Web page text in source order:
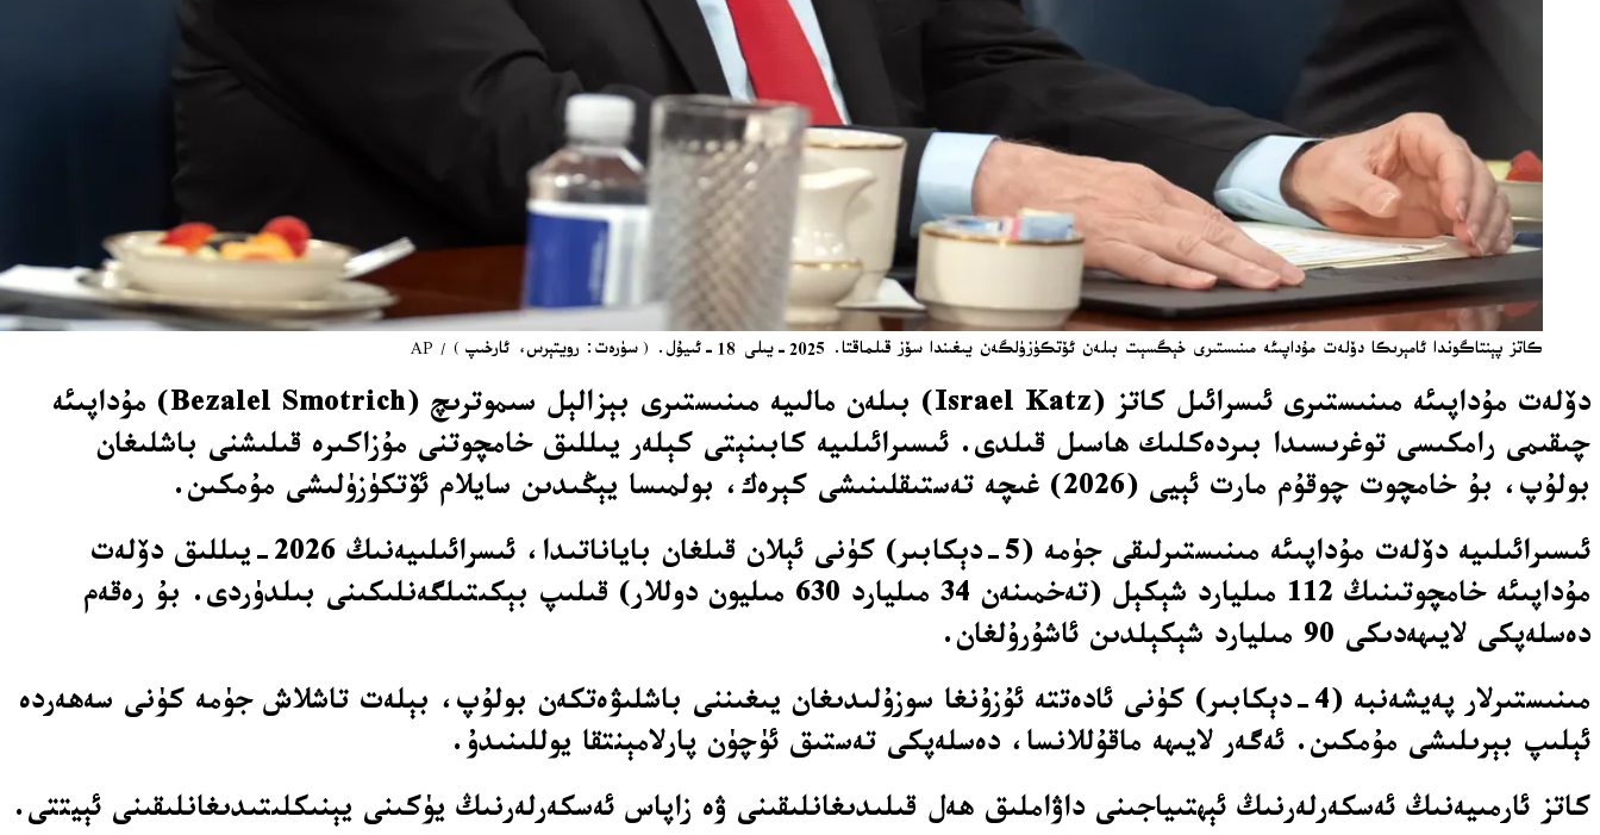
كاتز پېنتاگوندا ئامېرىكا دۆلەت مۇداپىئە مىنىستىرى خېگسېت بىلەن ئۆتكۈزۈلگەن يىغىندا سۆز قىلماقتا. 2025-يىلى 18-ئىيۇل. (سۈرەت: رويتېرس، ئارخىپ) / AP
دۆلەت مۇداپىئە مىنىستىرى ئىسرائىل كاتز (Israel Katz) بىلەن مالىيە مىنىستىرى بېزالېل سىموترىچ (Bezalel Smotrich) مۇداپىئە
چىقىمى رامكىسى توغرىسىدا بىردەكلىك ھاسىل قىلدى. ئىسىرائىلىيە كابىنېتى كېلەر يىللىق خامچوتنى مۇزاكىرە قىلىشنى باشلىغان
بولۇپ، بۇ خامچوت چوقۇم مارت ئېيى (2026) غىچە تەستىقلىنىشى كېرەك، بولمىسا يېڭىدىن سايلام ئۆتكۈزۈلىشى مۇمكىن.
ئىسىرائىلىيە دۆلەت مۇداپىئە مىنىستىرلىقى جۈمە (5-دېكابىر) كۈنى ئېلان قىلغان باياناتىدا، ئىسرائىلىيەنىڭ 2026-يىللىق دۆلەت
مۇداپىئە خامچوتىنىڭ 112 مىليارد شېكېل (تەخمىنەن 34 مىليارد 630 مىليون دوللار) قىلىپ بېكىتىلگەنلىكىنى بىلدۈردى. بۇ رەقەم
دەسلەپكى لايىھەدىكى 90 مىليارد شېكېلدىن ئاشۇرۇلغان.
مىنىستىرلار پەيشەنبە (4-دېكابىر) كۈنى ئادەتتە ئۇزۇنغا سوزۇلىدىغان يىغىننى باشلىۋەتكەن بولۇپ، بېلەت تاشلاش جۈمە كۈنى سەھەردە
ئېلىپ بېرىلىشى مۇمكىن. ئەگەر لايىھە ماقۇللانسا، دەسلەپكى تەستىق ئۈچۈن پارلامېنتقا يوللىنىدۇ.
كاتز ئارمىيەنىڭ ئەسكەرلەرنىڭ ئېھتىياجىنى داۋاملىق ھەل قىلىدىغانلىقىنى ۋە زاپاس ئەسكەرلەرنىڭ يۈكىنى يېنىكلىتىدىغانلىقىنى ئېيتتى.